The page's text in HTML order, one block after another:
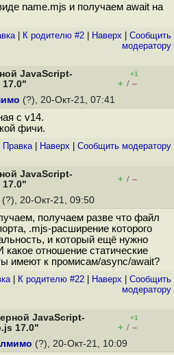
name.mjs и получаем await на
| К родителю #2 Наверх
Cообщить
модератору
JavaScript-
+1
+ / –
(?), 20-Окт-21, 07:41
с v14.
фичи.
Правка| Наверх Cообщить модератору
JavaScript-
+ / –
(?), 20-Окт-21, 09:50
получаем разве что файл
.mjs-расширение которого
и который ещё нужно
какое отношение статические
имеют к промисам/async/await?
| К родителю #22 Наверх
Cообщить
модератору
JavaScript-
17.0"
+1
+ / –
(?), 20-Окт-21, 10:09